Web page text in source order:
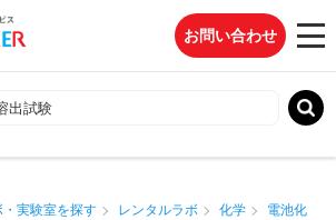
お問い合わせ
実験室を探す レンタルラボ 化学
電池化